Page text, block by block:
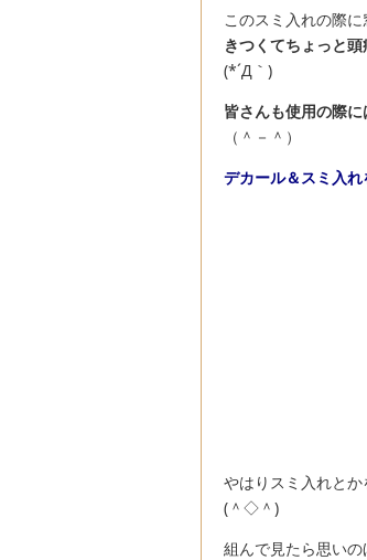
このスミ入れの際
きつくてちょっと
(*´Д｀)
皆さんも使用の際に
（＾－＾）
デカール＆スミ入
やはりスミ入れとか
(＾◇＾)
組んで見たら思い